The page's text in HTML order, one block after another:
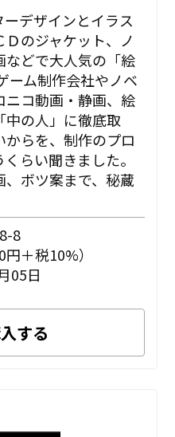
デザインとイラス
のジャケット、ノ
などで大人気の「絵
ーム制作会社やノベ
ニコ動画・静画、絵
中の人」に徹底取
らを、制作のプロ
らい聞きました。
ボツ案まで、秘蔵
8
＋税10%）
05日
する